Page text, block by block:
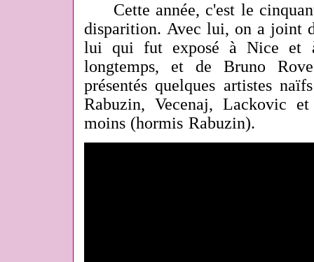
Cette année, c'est le
disparition. Avec lui, on a joint
lui qui fut exposé à Nice et
longtemps, et de Bruno
présentés quelques artistes
Rabuzin, Vecenaj, Lackovic
moins (hormis Rabuzin).